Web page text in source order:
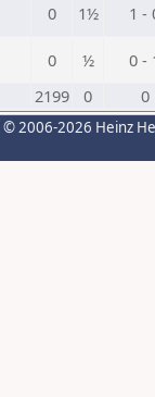
0 1½ 1 -
0 ½
0 -
2199 0 0
© 2006-2026 Heinz